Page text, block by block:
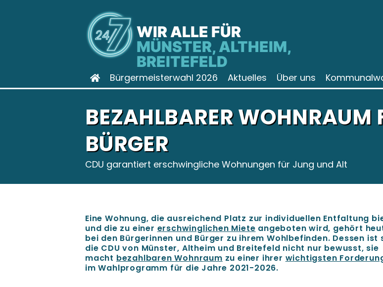
WIR ALLE FÜR
MÜNSTER, ALTHEIM,
BREITEFELD
Bürgermeisterwahl 2026 Aktuelles Über uns
BEZAHLBARER WOHNRAUM
BÜRGER
CDU garantiert erschwingliche Wohnungen für Jung und Alt
Eine Wohnung, die ausreichend Platz zur individuellen Entfaltung
und die zu einer erschwinglichen Miete angeboten wird, gehört
bei den Bürgerinnen und Bürger zu ihrem Wohlbefinden. Dessen ist
die CDU von Münster, Altheim und Breitefeld nicht nur bewusst, sie
macht bezahlbaren Wohnraum zu einer ihrer wichtigsten
im Wahlprogramm für die Jahre 2021-2026.